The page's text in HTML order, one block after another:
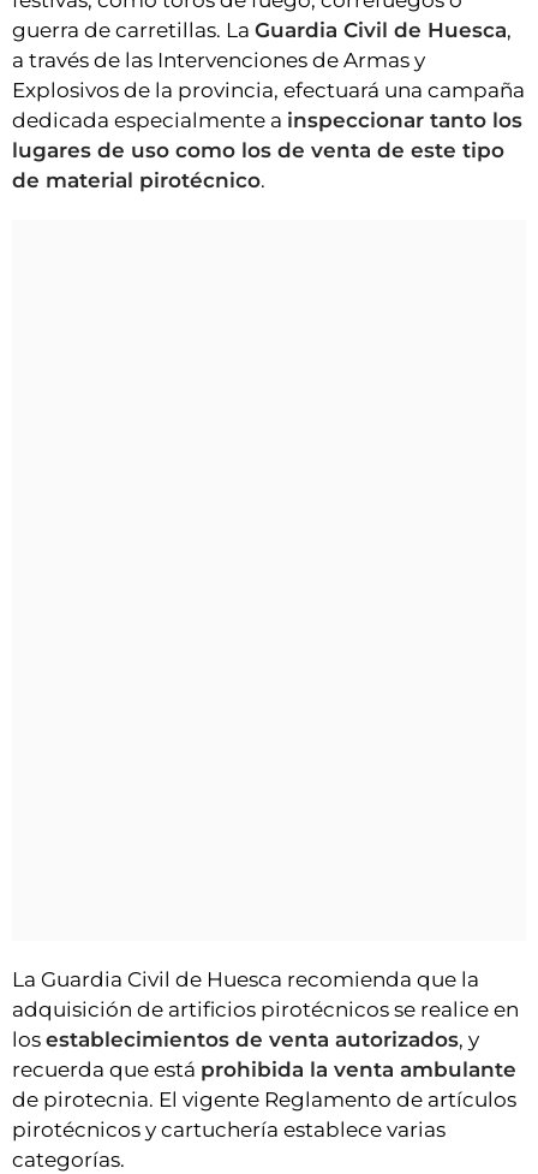
guerra de carretillas. La Guardia Civil de Huesca,
a través de las Intervenciones de Armas y
Explosivos de la provincia, efectuará una campaña
dedicada especialmente a inspeccionar tanto los
lugares de uso como los de venta de este tipo
de material pirotécnico.
La Guardia Civil de Huesca recomienda que la
adquisición de artificios pirotécnicos se realice en
los establecimientos de venta autorizados, y
recuerda que está prohibida la venta ambulante
de pirotecnia. El vigente Reglamento de artículos
pirotécnicos y cartuchería establece varias
categorías.